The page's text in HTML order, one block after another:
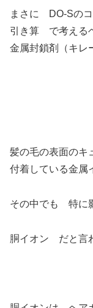
まさに DO-Sの
引き算 で考える
金属封鎖剤（キレ
髪の毛の表面のキ
付着している金属
その中でも 特に
胴イオン だと言